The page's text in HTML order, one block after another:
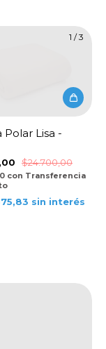
1 /3
Polar Lisa -
$24.700,00
con Transferencia
sin interés